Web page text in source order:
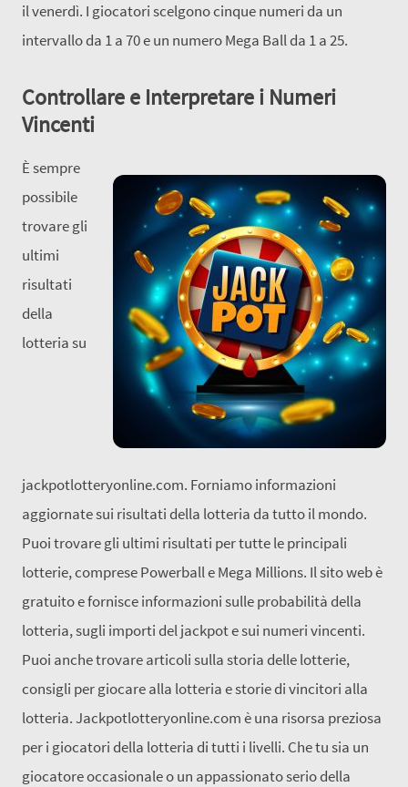
il venerdì. I giocatori scelgono cinque numeri da un
intervallo da 1 a 70 e un numero Mega Ball da 1 a 25.
Controllare e Interpretare i Numeri
Vincenti
È sempre
possibile
trovare gli
ultimi
risultati
della
lotteria su
jackpotlotteryonline.com. Forniamo informazioni
aggiornate sui risultati della lotteria da tutto il mondo.
Puoi trovare gli ultimi risultati per tutte le principali
lotterie, comprese Powerball e Mega Millions. Il sito web è
gratuito e fornisce informazioni sulle probabilità della
lotteria, sugli importi del jackpot e sui numeri vincenti.
Puoi anche trovare articoli sulla storia delle lotterie,
consigli per giocare alla lotteria e storie di vincitori alla
lotteria. Jackpotlotteryonline.com è una risorsa preziosa
per i giocatori della lotteria di tutti i livelli. Che tu sia un
giocatore occasionale o un appassionato serio della